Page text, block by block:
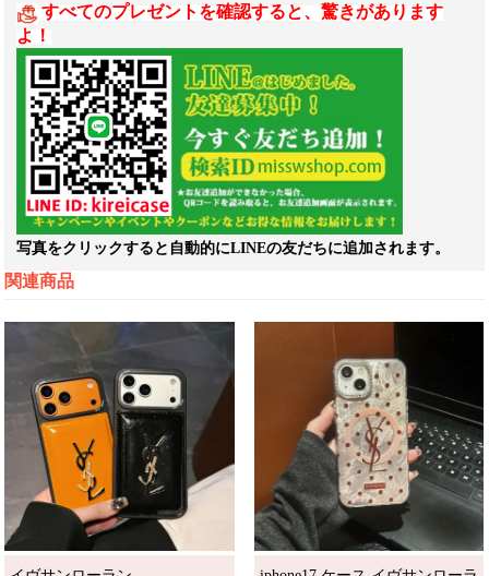
すべてのプレゼントを確認すると、驚きがあります
よ！
写真をクリックすると自動的にLINEの友だちに追加されます。
関連商品